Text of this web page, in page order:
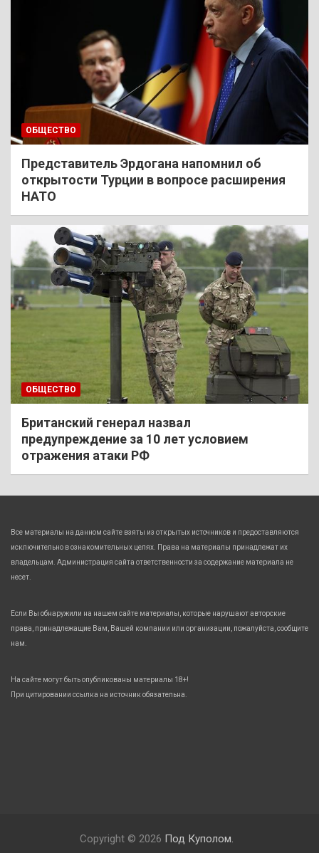
ОБЩЕСТВО
Представитель Эрдогана напомнил об
открытости Турции в вопросе расширения
НАТО
ОБЩЕСТВО
Британский генерал назвал
предупреждение за 10 лет условием
отражения атаки РФ
Все материалы на данном сайте взяты из открытых источников и предоставляются
исключительно в ознакомительных целях. Права на материалы принадлежат их
владельцам. Администрация сайта ответственности за содержание материала не
несет.
Если Вы обнаружили на нашем сайте материалы, которые нарушают авторские
права, принадлежащие Вам, Вашей компании или организации, пожалуйста, сообщите
нам.
На сайте могут быть опубликованы материалы 18+!
При цитировании ссылка на источник обязательна.
Copyright © 2026 Под Куполом.